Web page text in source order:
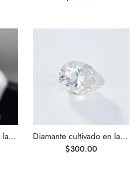
Diamante cultivado en laboratorio de color rosa intenso fantasía, talla cojín de 1,01 ct Diamante cultivado en laboratorio de talla pera VS1 de 1,01 ct E
$300.00